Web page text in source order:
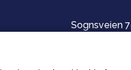
Sognsveien